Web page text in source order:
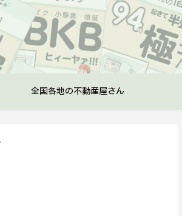
全国各地の不動産屋さん